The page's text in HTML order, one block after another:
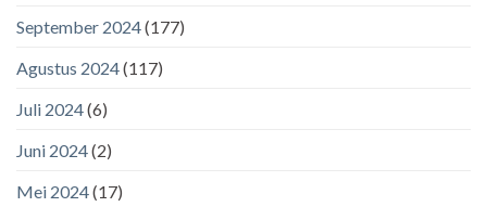
September 2024(177)
Agustus 2024(117)
Juli 2024(6)
Juni 2024(2)
Mei 2024(17)